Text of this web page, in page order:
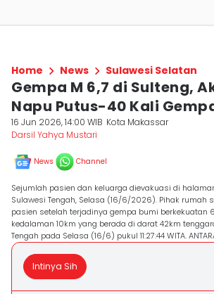
Home News Sulawesi Selatan
Gempa M 6,7 di Sulteng,
Napu Putus-40 Kali
16 Jun 2026, 14:00 WIB Kota Makassar
Darsil Yahya Mustari
News Channel
Sejumlah pasien dan keluarga dievakuasi di
Sulawesi Tengah, Selasa (16/6/2026). Pihak rumah
pasien setelah terjadinya gempa bumi berkekuatan
kedalaman 10km yang berada di darat 42km
Tengah pada Selasa (16/6) pukul 11:27:44 WITA.
Intinya Sih